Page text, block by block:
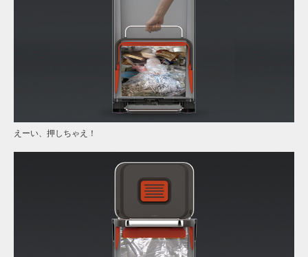
えーい、押しちゃえ！